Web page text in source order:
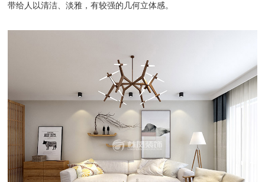
带给人以清洁、淡雅，有较强的几何立体感。